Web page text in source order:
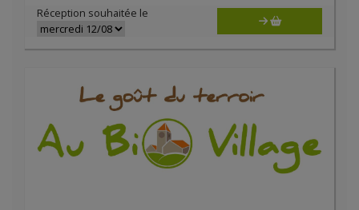
Réception souhaitée le